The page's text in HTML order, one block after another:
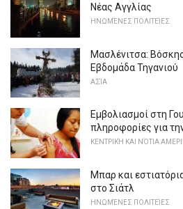
Νέας Αγγλίας
ΗΝΩΜΈΝΕΣ ΠΟΛΙΤΕΊΕΣ
Μασλένιτσα:
Εβδομάδα Τηγανιού
ΑΣΊΑ
Εμβολιασμοί στη
πληροφορίες για
ΚΕΝΤΡΙΚΉ ΚΑΙ ΝΌΤΙΑ
Μπαρ και
στο Σιάτλ
ΗΝΩΜΈΝΕΣ ΠΟΛΙΤΕΊΕΣ